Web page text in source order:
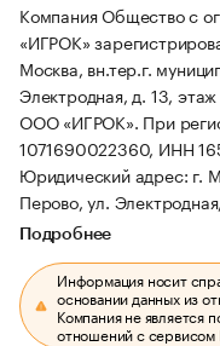
Компания Общество с
«ИГРОК»
Москва, вн.тер.г.
Электродная, д. 13,
ООО «ИГРОК». При
1071690022360, ИНН
Юридический адрес: г.
Перово, ул.
Подробнее
Информация носит
основании данных из
Компания не является
отношений с сервисом